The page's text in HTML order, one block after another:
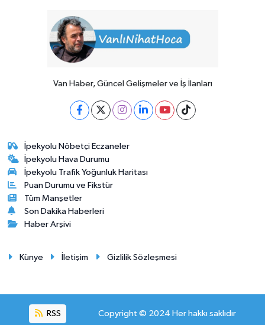
Van Haber, Güncel Gelişmeler ve İş İlanları
İpekyolu Nöbetçi Eczaneler
İpekyolu Hava Durumu
İpekyolu Trafik Yoğunluk Haritası
Puan Durumu ve Fikstür
Tüm Manşetler
Son Dakika Haberleri
Haber Arşivi
Künye İletişim Gizlilik Sözleşmesi
RSS Copyright © 2024 Her hakkı saklıdır